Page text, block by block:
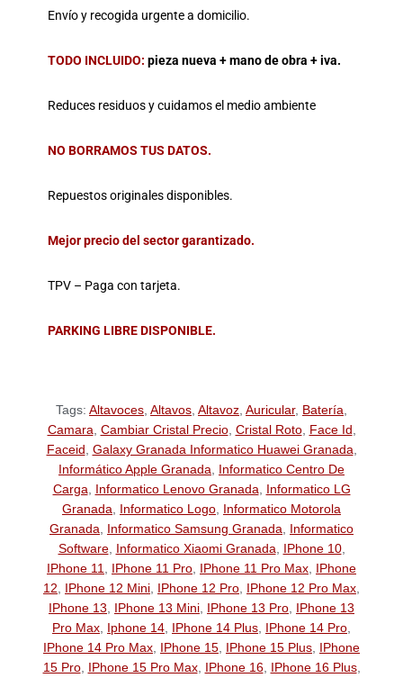
Envío y recogida urgente a domicilio.
TODO INCLUIDO: pieza nueva + mano de obra + iva.
Reduces residuos y cuidamos el medio ambiente
NO BORRAMOS TUS DATOS.
Repuestos originales disponibles.
Mejor precio del sector garantizado.
TPV – Paga con tarjeta.
PARKING LIBRE DISPONIBLE.
Tags: Altavoces Altavos Altavoz Auricular, Batería
Camara Cambiar Cristal Precio, Cristal Roto, Face Id
Faceid Galaxy Granada Informatico Huawei Granada
Informático Apple Granada
Informatico Centro De
Carga
Informatico Lenovo Granada
Informatico LG
Granada
Informatico Logo Informatico Motorola
Granada
Informatico Samsung Granada
Informatico
Software, Informatico Xiaomi Granada IPhone 10,
IPhone 11
IPhone 11 Pro IPhone 11 Pro Max IPhone
12
IPhone 12 Mini IPhone 12 Pro IPhone 12 Pro Max
IPhone 13
IPhone 13 Mini IPhone 13 Pro IPhone 13
Pro Max Iphone 14 IPhone 14 Plus IPhone 14 Pro
IPhone 14 Pro Max IPhone 15 IPhone 15 Plus IPhone
15 Pro, IPhone 15 Pro Max, IPhone 16, IPhone 16 Plus,